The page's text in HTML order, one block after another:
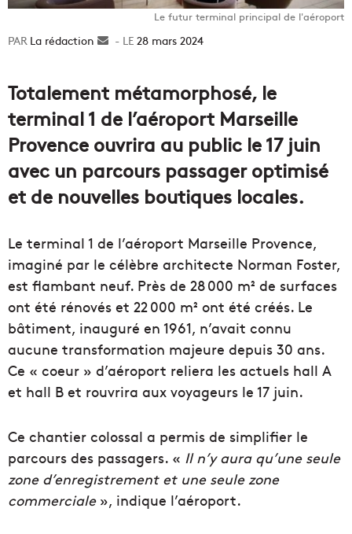
Le futur terminal principal de l'aéroport
La rédaction
Envoyer28 mars 2024
Totalement métamorphosé, le
terminal 1 de l’aéroport Marseille
Provence ouvrira au public le 17 juin
avec un parcours passager optimisé
et de nouvelles boutiques locales.
Le terminal 1 de l’aéroport Marseille Provence,
imaginé par le célèbre architecte Norman Foster,
est flambant neuf. Près de 28 000 m² de surfaces
ont été rénovés et 22 000 m² ont été créés. Le
bâtiment, inauguré en 1961, n’avait connu
aucune transformation majeure depuis 30 ans.
Ce « coeur » d’aéroport reliera les actuels hall A
et hall B et rouvrira aux voyageurs le 17 juin.
Ce chantier colossal a permis de simplifier le
parcours des passagers. « Il n’y aura qu’une seule
zone d’enregistrement et une seule zone
commerciale», indique l’aéroport.